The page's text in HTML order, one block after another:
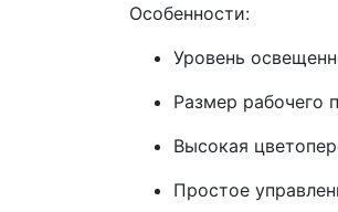
Особенности:
Уровень
Размер рабочего
Высокая
Простое